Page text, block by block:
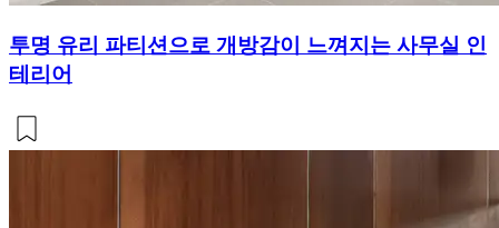
투명 유리 파티션으로 개방감이 느껴지는 사무실 인
테리어